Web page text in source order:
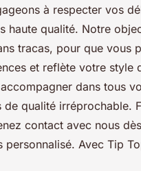
à respecter vos
haute qualité. Notre
tracas, pour que vous
et reflète votre style
dans tous
qualité irréprochable.
contact avec nous
Avec Tip